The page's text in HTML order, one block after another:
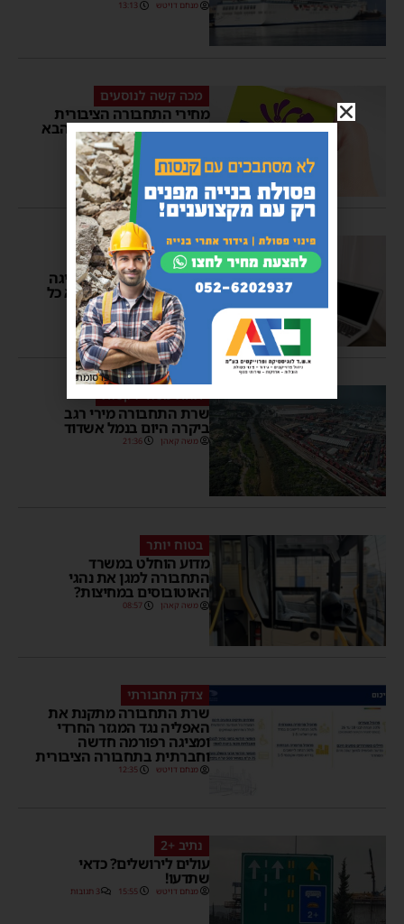
מנחם דויטש 13:13
מכה קשה לנוסעים
מחירי התחבורה הציבורית
צפויים להתייקר בשבוע הבא
08:46 3 תגובות
רפורמה חדשה ויעילה
ישירות מהבית: מעכשיו
מדפיסים את רישיון הנהיגה
מהמחשב או מהנייד ללא כל
תשלום
מנחם דויטש 15:14
תחת מטחי רקטות
שרת התחבורה מירי רגב
ביקרה היום בנמל אשדוד
משה קאהן 21:36
בטוח יותר
מדוע הוחלט במשרד
התחבורה למגן את נהגי
האוטובוסים במחיצות?
משה קאהן 08:57
צדק תחבורתי
שרת התחבורה מתקנת את
האפליה נגד המגזר החרדי
ומציגה רפורמה חדשה
וחברתית בתחבורה הציבורית
מנחם דויטש 12:35
נתיב +2
עולים לירושלים? כדאי
שתדעו!
מנחם דויטש 15:55 3 תגובות
פרסומת